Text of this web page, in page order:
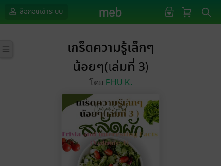
ล็อกอินเข้าระบบ
เกร็ดความรู้เล็กๆ
น้อยๆ(เล่มที่ 3)
โดย PHU K.